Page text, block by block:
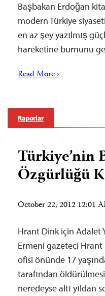
Başbakan Erdoğan
modern Türkiye
en az şey yazılmış
hareketine burnunu
Read More ›
Raporlar
Türkiye’nin
Özgürlüğü
October 22, 2012 12:01
Hrant Dink için Adalet
Ermeni gazeteci Hrant
ofisi önünde 17
tarafından
neredeyse altı yıldan